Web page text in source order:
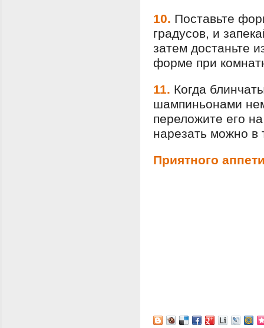
10. Поставьте
градусов, и
затем достаньте
форме при
11. Когда
шампиньонами
переложите его
нарезать можно в
Приятного